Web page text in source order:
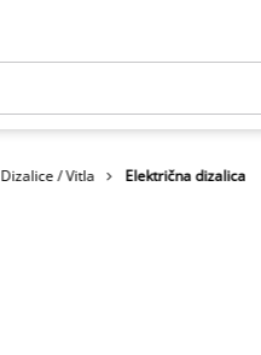
Dizalice / Vitla Električna dizalica